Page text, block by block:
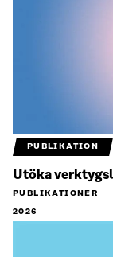
PUBLIKATION
Utöka
PUBLIKATIONER
2026